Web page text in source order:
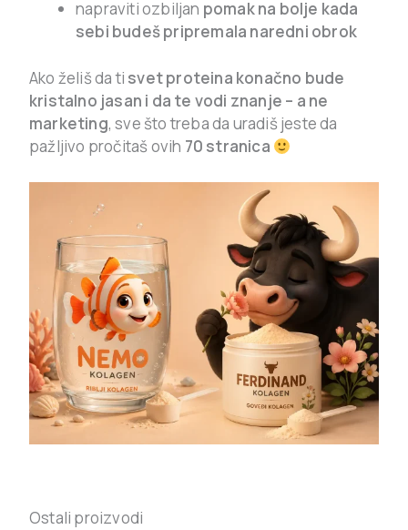
napraviti ozbiljan pomak na bolje kada
sebi budeš pripremala naredni obrok
Ako želiš da ti svet proteina konačno bude
kristalno jasan i da te vodi znanje – a ne
marketing, sve što treba da uradiš jeste da
pažljivo pročitaš ovih 70 stranica
Ostali proizvodi